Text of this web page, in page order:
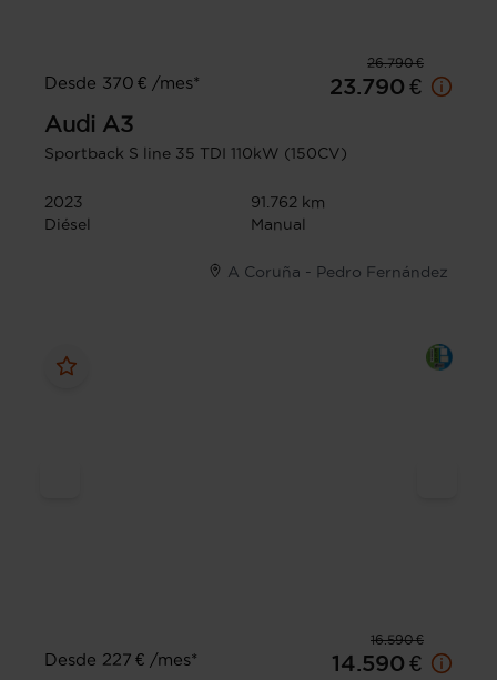
26.790 €
Desde 370 € /mes*
23.790 €
Audi A3
Sportback S line 35 TDI 110kW (150CV)
2023
91.762 km
Diésel
Manual
A Coruña - Pedro Fernández
16.590 €
Desde 227 € /mes*
14.590 €